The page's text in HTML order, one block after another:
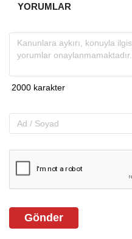
YORUMLAR
Gönder